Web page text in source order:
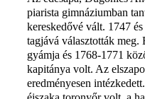
piarista gimnáziumban
kereskedővé vált. 1747
tagjává választották meg.
gyámja és 1768-1771
kapitánya volt. Az
eredményesen